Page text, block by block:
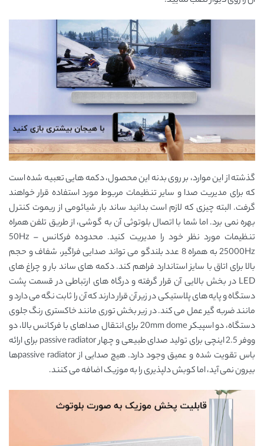
گذشته از این موارد، بر روی بدنه این محصول، دکمه هایی تعبیه شده است
که برای مدیریت صدا و سایر تنظیمات مربوط مورد استفاده قرار خواهند
گرفت. البته چیزی که لازم است بدانید ساند بار شیائومی از ریموت کنترل
بهره نمی برد. اما شما با اتصال بلوتوثی آن به گوشی، از طریق تلفن همراه
تنظیمات مورد نظر خود را مدیریت کنید. محدوده فرکانس 50Hz –
25000Hz به همراه 8 عدد بلندگو می تواند صدایی فراگیر، شفاف و حجم
بالا برای اتاق با سایز استاندارد فراهم کند. دکمه های ساند بار و چراغ های
LED در بخش بالایی آن قرار گرفته و درگاه های ارتباطی در قسمت پشت
دستگاه و پایه های پلاستیکی در زیر آن قرار دارند که آن را ثابت نگه می دارد و
مانند ضربه گیر عمل می کند. در زیر بخش توری مانند خاکستری رنگ جلوی
دستگاه، دو اسپیکر 20mm dome برای انتقال صداهای با فرکانس بالا، دو
ووفر 2.5 اینچی برای تولید صدای طبیعی و چهار passive radiator برای ارائه
باس تقویت شده و عمیق وجود دارد. هیچ صدایی از passive radiatorها
بیرون نمی آید، اما کوبش دلپذیری را به موزیک اضافه می کنند.